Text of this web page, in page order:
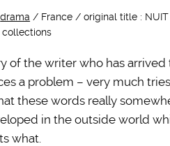
drama / France / original title :
collections
of the writer who has
a problem – very much
these words really
in the outside world
what.